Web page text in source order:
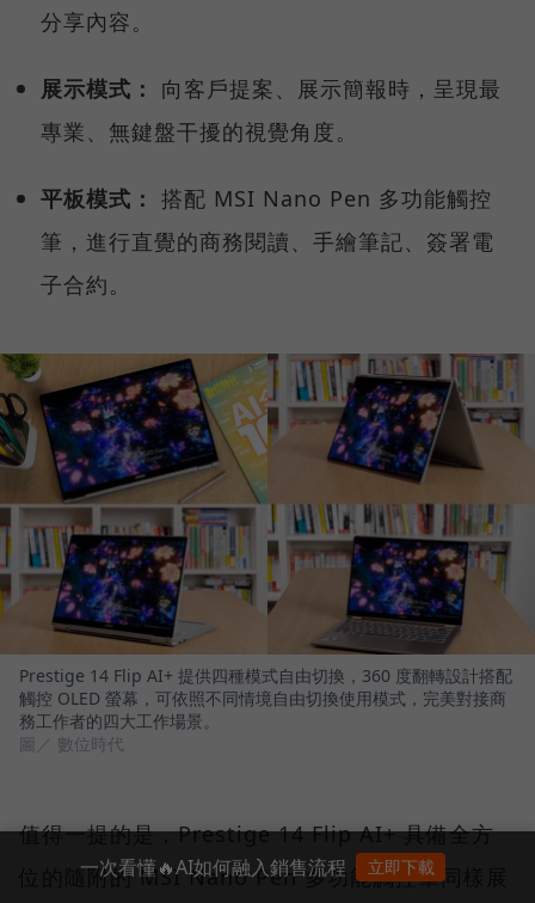
分享內容。
展示模式：
向客戶提案、展示簡報時，呈現最
專業、無鍵盤干擾的視覺角度。
平板模式： 搭配 MSI Nano Pen 多功能觸控
筆，進行直覺的商務閱讀、手繪筆記、簽署電
子合約。
Prestige 14 Flip AI+ 提供四種模式自由切換，360 度翻轉設計搭配
觸控 OLED 螢幕，可依照不同情境自由切換使用模式，完美對接商
務工作者的四大工作場景。
圖／ 數位時代
值得一提的是，Prestige 14 Flip AI+ 具備全方
位的隨附的 MSI Nano Pen 多功能觸控筆同樣展
一次看懂🔥AI如何融入銷售流程 立即下載